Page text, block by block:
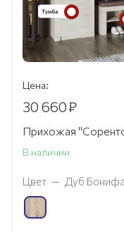
Цена:
30 660₽
Прихожая
В наличии
Цвет — Дуб